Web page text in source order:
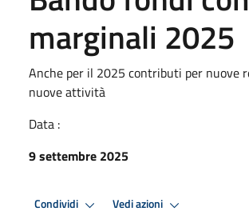
marginali 2025
Anche per il 2025 contributi per nuove
nuove attività
Data :
9 settembre 2025
Condividi Vedi azioni